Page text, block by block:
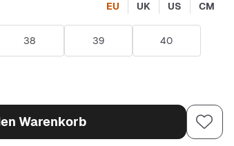
EU UK US CM
38 39 40
Warenkorb